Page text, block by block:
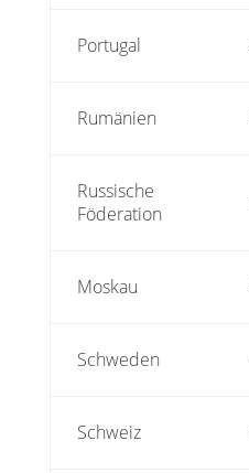
Portugal
Rumänien
Russische
Föderation
Moskau
Schweden
Schweiz